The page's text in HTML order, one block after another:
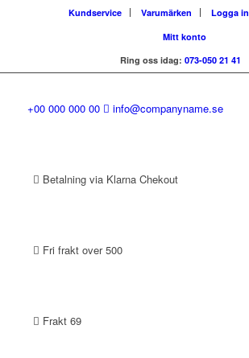
Kundservice Varumärken Logga in
Mitt konto
Ring oss idag: 073-050 21 41
+00 000 000 00 info@companyname.se
Betalning via Klarna Chekout
Fri frakt over 500
Frakt 69